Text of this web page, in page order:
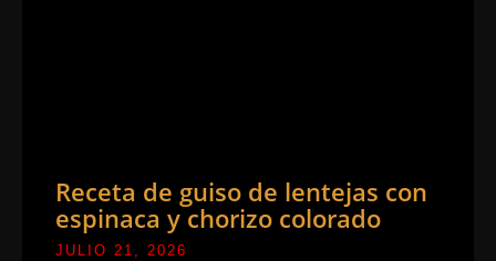
Receta de guiso de lentejas con
espinaca y chorizo colorado
JULIO 21, 2026